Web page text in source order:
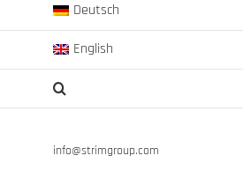
Deutsch
English
info@strimgroup.com
Mit wenigen HR-Kennzahlen steuern (2)
Management